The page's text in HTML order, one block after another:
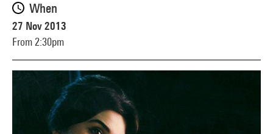
When
27 Nov 2013
From 2:30pm